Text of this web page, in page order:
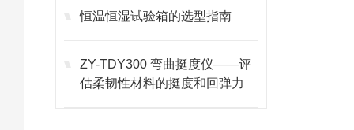
恒温恒湿试验箱的选型指南
ZY-TDY300 弯曲挺度仪——评
估柔韧性材料的挺度和回弹力